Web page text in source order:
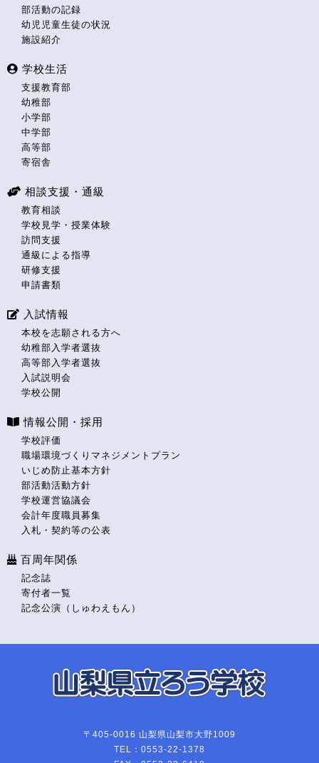
部活動の記録
幼児児童生徒の状況
施設紹介
学校生活
支援教育部
幼稚部
小学部
中学部
高等部
寄宿舎
相談支援・通級
教育相談
学校見学・授業体験
訪問支援
通級による指導
研修支援
申請書類
入試情報
本校を志願される方へ
幼稚部入学者選抜
高等部入学者選抜
入試説明会
学校公開
情報公開・採用
学校評価
職場環境づくりマネジメントプラン
いじめ防止基本方針
部活動活動方針
学校運営協議会
会計年度職員募集
入札・契約等の公表
百周年関係
記念誌
寄付者一覧
記念公演（しゅわえもん）
〒405-0016 山梨県山梨市大野1009
TEL：0553-22-1378